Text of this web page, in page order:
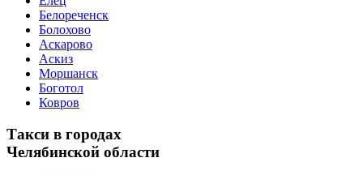
Белореченск
Болохово
Аскарово
Аскиз
Моршанск
Боготол
Ковров
Такси в городах
Челябинской области